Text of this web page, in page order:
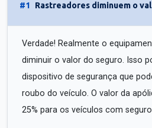
#1 Rastreadores diminuem o
Verdade! Realmente o
diminuir o valor do seguro. Isso
dispositivo de segurança que
roubo do veículo. O valor da
25% para os veículos com